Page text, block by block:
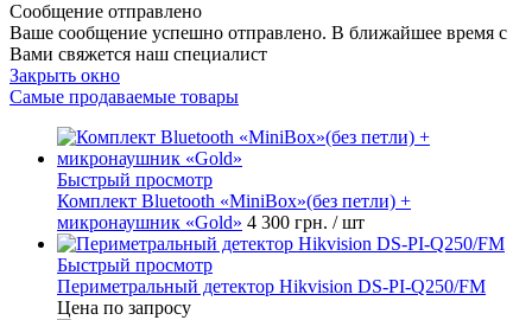
Сообщение отправлено
Ваше сообщение успешно отправлено. В ближайшее время с
Вами свяжется наш специалист
Закрыть окно
Самые продаваемые товары
Быстрый просмотр
Комплект Bluetooth «MiniBox»(без петли) +
микронаушник «Gold» 4 300 грн. / шт
Быстрый просмотр
Периметральный детектор Hikvision DS-PI-Q250/FM
Цена по запросу